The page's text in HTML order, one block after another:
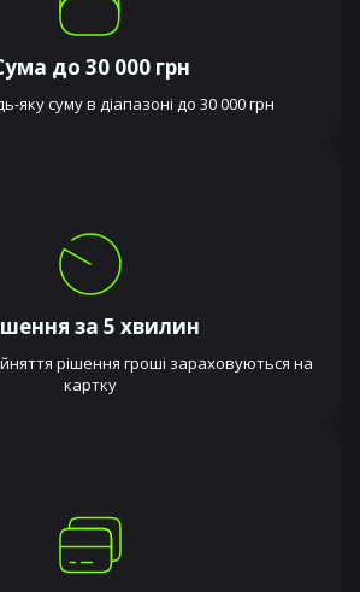
до 30 000 грн
яку суму в діапазоні до 30 000 грн
за 5 хвилин
рішення гроші зараховуються на
картку